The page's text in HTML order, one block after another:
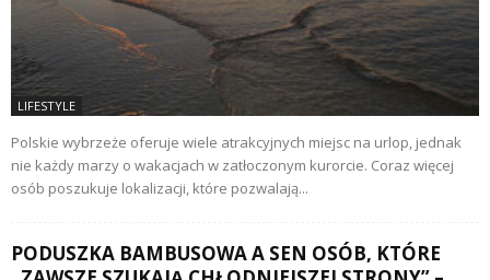
LIFESTYLE
Polskie wybrzeże oferuje wiele atrakcyjnych miejsc na urlop, jednak
nie każdy marzy o wakacjach w zatłoczonym kurorcie. Coraz więcej
osób poszukuje lokalizacji, które pozwalają...
PODUSZKA BAMBUSOWA A SEN OSÓB, KTÓRE